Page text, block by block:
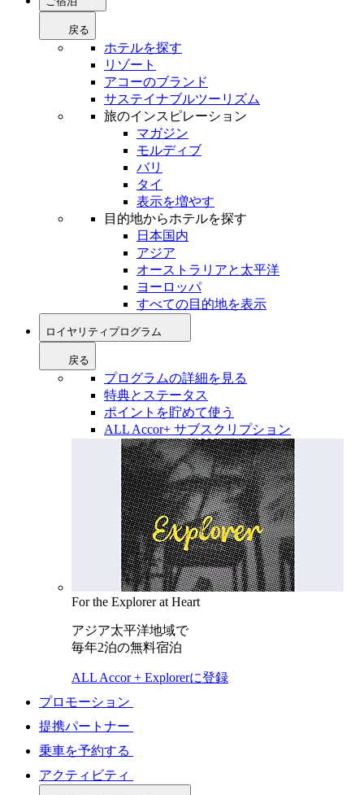
戻る
ホテルを探す
リゾート
アコーのブランド
サステイナブルツーリズム
旅のインスピレーション
マガジン
モルディブ
バリ
タイ
表示を増やす
目的地からホテルを探す
日本国内
アジア
オーストラリアと太平洋
ヨーロッパ
すべての目的地を表示
ロイヤリティプログラム
戻る
プログラムの詳細を見る
特典とステータス
ポイントを貯めて使う
ALL Accor+ サブスクリプション
For the Explorer at Heart
アジア太平洋地域で
毎年2泊の無料宿泊
ALL Accor + Explorerに登録
プロモーション
提携パートナー
乗車を予約する
アクティビティ